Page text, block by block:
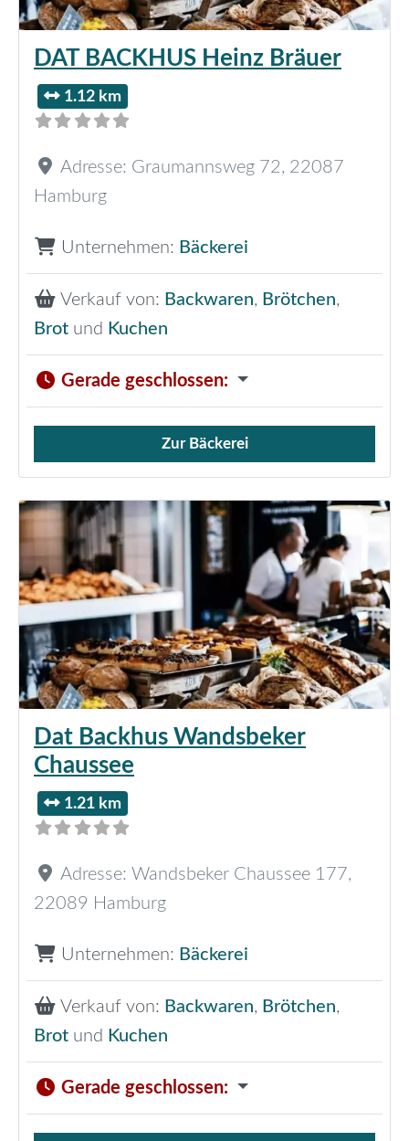
DAT BACKHUS Heinz Bräuer
1.12 km
Adresse: Graumannsweg 72, 22087
Hamburg
Unternehmen: Bäckerei
Verkauf von: Backwaren, Brötchen,
Brot und Kuchen
Gerade geschlossen:
Verkauf von Brötchen,
Zur Bäckerei
Dat Backhus Wandsbeker
Chaussee
1.21 km
Adresse: Wandsbeker Chaussee 177,
22089 Hamburg
Unternehmen: Bäckerei
Verkauf von: Backwaren, Brötchen,
Brot und Kuchen
Gerade geschlossen: